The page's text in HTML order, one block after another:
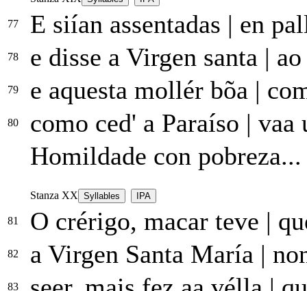
77 E siían assentadas | en
78 e disse a Virgen santa |
79 e aquesta mollér bõa |
80 como ced' a Paraíso | vaa
Homildade con pobreza...
Stanza XX Syllables IPA
81 O crérigo, macar teve |
82 a Virgen Santa María |
83